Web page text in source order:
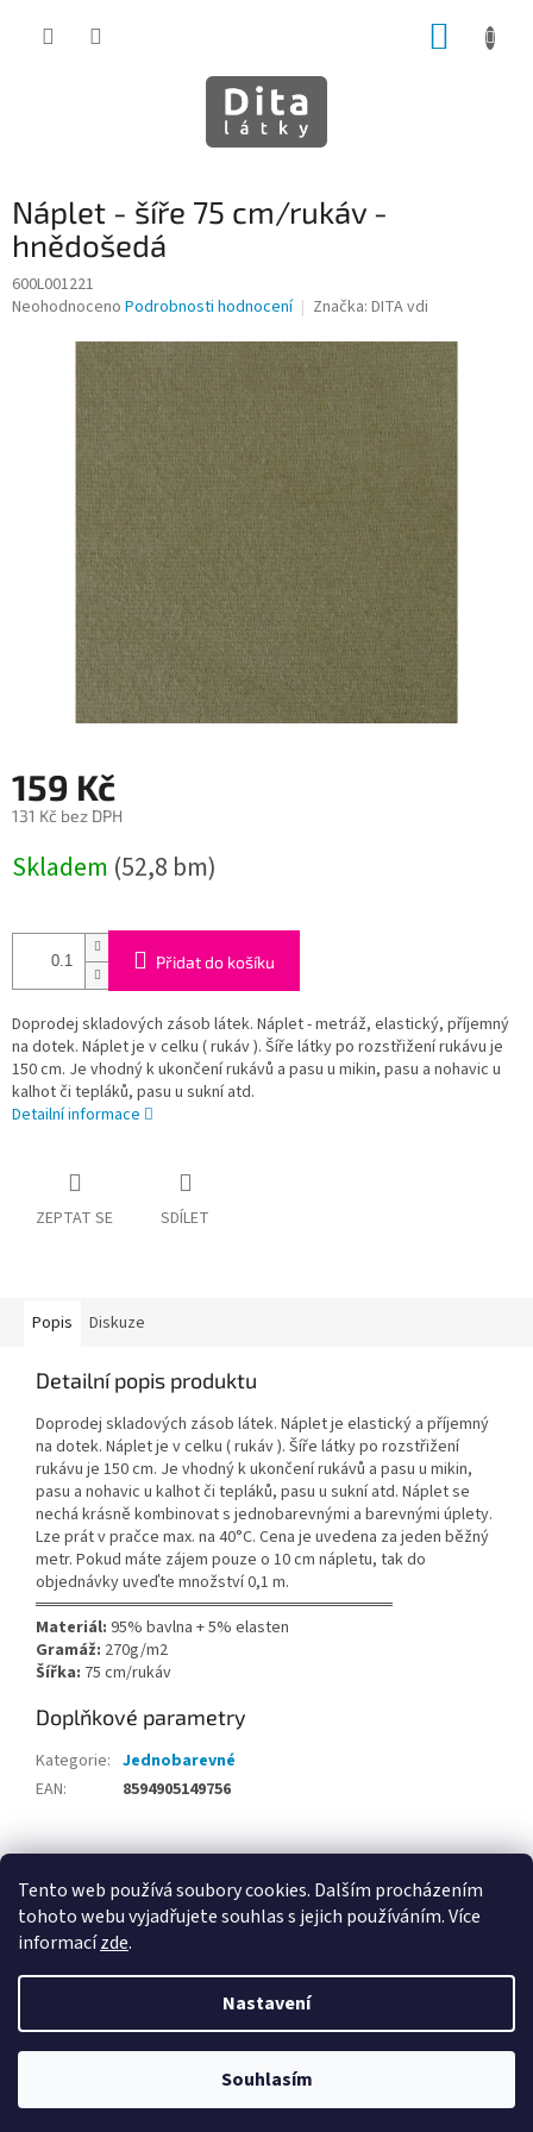
Tento web používá soubory cookies. Dalším procházením
tohoto webu vyjadřujete souhlas s jejich používáním. Více
informacízde.
Nastavení
Souhlasím
Náplet - šíře 75 cm/rukáv -
hnědošedá
600L001221
Průměrné
Neohodnoceno Podrobnosti hodnocení Značka: DITA vdi
159 Kč
131 Kč bez DPH
cena:
Skladem (52,8 bm)
Přidat do košíku
Doprodej skladových zásob látek. Náplet - metráž, elastický, příjemný
na dotek. Náplet je v celku ( rukáv ). Šíře látky po rozstřižení rukávu je
150 cm. Je vhodný k ukončení rukávů a pasu u mikin, pasu a nohavic u
kalhot či tepláků, pasu u sukní atd.
Detailní informace
ZEPTAT SE SDÍLET
Popis Diskuze
Detailní popis produktu
Doprodej skladových zásob látek. Náplet je elastický a příjemný
na dotek. Náplet je v celku ( rukáv ). Šíře látky po rozstřižení
rukávu je 150 cm. Je vhodný k ukončení rukávů a pasu u mikin,
pasu a nohavic u kalhot či tepláků, pasu u sukní atd. Náplet se
nechá krásně kombinovat s jednobarevnými a barevnými úplety.
Lze prát v pračce max. na 40°C. Cena je uvedena za jeden běžný
metr. Pokud máte zájem pouze o 10 cm nápletu, tak do
objednávky uveďte množství 0,1 m.
══════════════════════════════
Materiál: 95% bavlna + 5% elasten
Gramáž: 270g/m2
Šířka: 75 cm/rukáv
Doplňkové parametry
Kategorie: Jednobarevné
EAN: 8594905149756
Z
DITA.cz
Vytvořil Shoptet
Dita látky. Všechna práva vyhrazena.